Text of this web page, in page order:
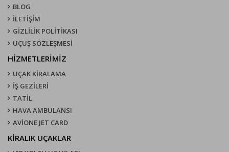
BLOG
İLETİŞİM
GİZLİLİK POLİTİKASI
UÇUŞ SÖZLEŞMESI
HİZMETLERİMİZ
UÇAK KIRALAMA
İŞ GEZİLERİ
TATİL
HAVA AMBULANSI
AVİONE JET CARD
KIRALIK UÇAKLAR